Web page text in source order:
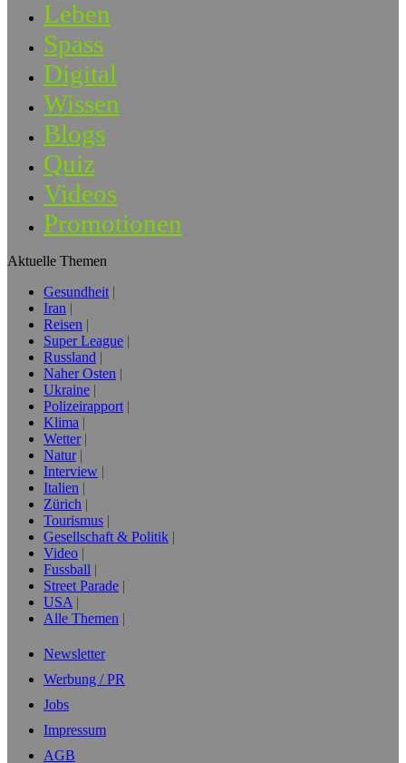
Leben
Spass
Digital
Wissen
Blogs
Quiz
Videos
Promotionen
Aktuelle Themen
Gesundheit
Iran
Reisen
Super League
Russland
Naher Osten
Ukraine
Polizeirapport
Klima
Wetter
Natur
Interview
Italien
Zürich
Tourismus
Gesellschaft & Politik
Video
Fussball
Street Parade
USA
Alle Themen
Newsletter
Werbung / PR
Jobs
Impressum
AGB